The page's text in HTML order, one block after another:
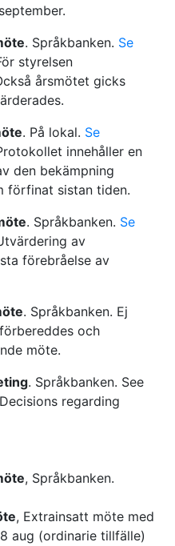
. Språkbanken. Se
styrelsen
årsmötet gicks
. På lokal. Se
innehåller en
den bekämpning
förfinat sistan tiden.
. Språkbanken. Se
av
förebråelse av
. Språkbanken. Ej
och
möte.
. Språkbanken. See
regarding
, Språkbanken.
, Extrainsatt möte med
aug (ordinarie tillfälle)